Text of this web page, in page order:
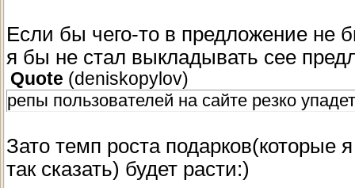
Если бы чего-то в предложение не
я бы не стал выкладывать сее
Quote (deniskopylov)
репы пользователей на сайте резко
Зато темп роста подарков(которые
так сказать) будет расти:)